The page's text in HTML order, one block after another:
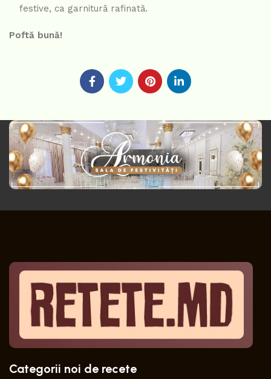
festive, ca garnitură rafinată.
Poftă bună!
Categorii noi de recete